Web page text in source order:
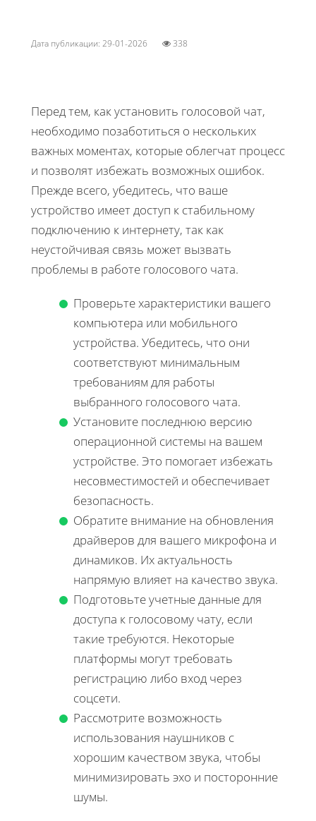
Дата публикации: 29-01-2026 338
Перед тем, как установить голосовой чат,
необходимо позаботиться о нескольких
важных моментах, которые облегчат процесс
и позволят избежать возможных ошибок.
Прежде всего, убедитесь, что ваше
устройство имеет доступ к стабильному
подключению к интернету, так как
неустойчивая связь может вызвать
проблемы в работе голосового чата.
Проверьте характеристики вашего
компьютера или мобильного
устройства. Убедитесь, что они
соответствуют минимальным
требованиям для работы
выбранного голосового чата.
Установите последнюю версию
операционной системы на вашем
устройстве. Это помогает избежать
несовместимостей и обеспечивает
безопасность.
Обратите внимание на обновления
драйверов для вашего микрофона и
динамиков. Их актуальность
напрямую влияет на качество звука.
Подготовьте учетные данные для
доступа к голосовому чату, если
такие требуются. Некоторые
платформы могут требовать
регистрацию либо вход через
соцсети.
Рассмотрите возможность
использования наушников с
хорошим качеством звука, чтобы
минимизировать эхо и посторонние
шумы.